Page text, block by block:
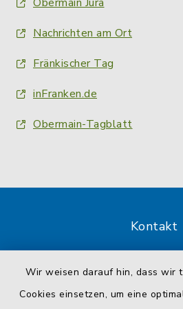
Wir weisen darauf hin, dass wir
Cookies einsetzen, um eine
Nachrichten am Ort
Fränkischer Tag
inFranken.de
Obermain-Tagblatt
Kontakt